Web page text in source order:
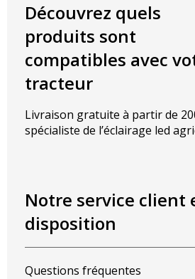
Découvrez quels
produits sont
compatibles avec
tracteur
Livraison gratuite à partir de
spécialiste de l’éclairage led
Notre service client
disposition
Questions fréquentes